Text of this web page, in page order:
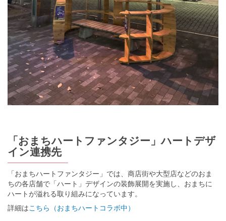
「おまちハートファンタジー」ハートデザ
イン連携先
「おまちハートファンタジー」では、商店街や大型店などのおま
ちの各店舗で「ハート」デザインの装飾展開を実施し、おまちに
ハートが溢れる取り組みになっています。
詳細はこちら（おまちハートコラボ中）